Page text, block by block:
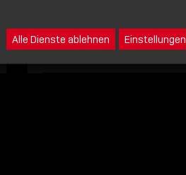
Alle Dienste ablehnen Einstellungen